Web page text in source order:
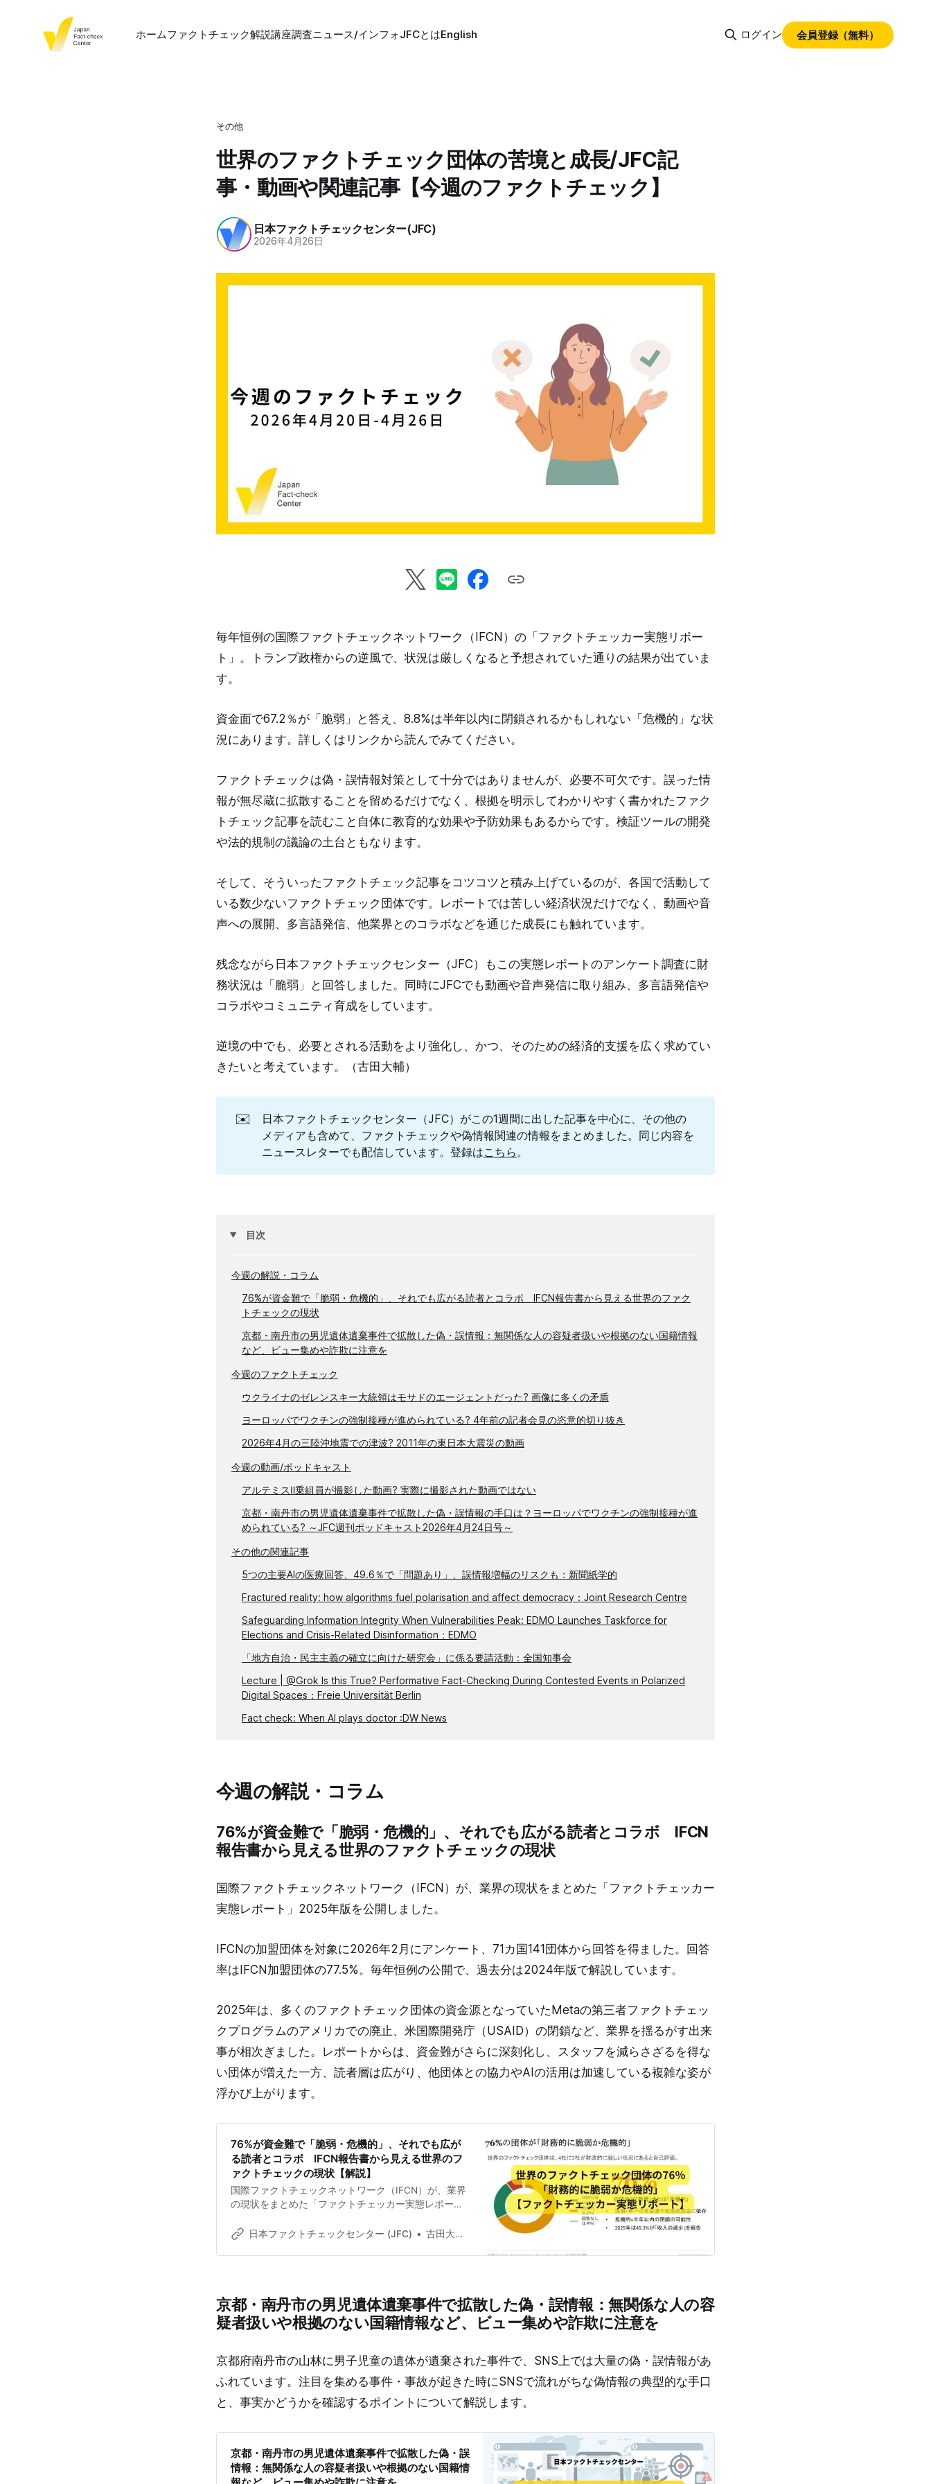
ホームファクトチェック解説講座調査ニュース/インフォJFCとはEnglish ログイン 会員登録（無料）
その他
世界のファクトチェック団体の苦境と成長/JFC記
事・動画や関連記事【今週のファクトチェック】
日本ファクトチェックセンター(JFC)
2026年4月26日
毎年恒例の国際ファクトチェックネットワーク（IFCN）の「ファクトチェッカー実態リポー
ト」。トランプ政権からの逆風で、状況は厳しくなると予想されていた通りの結果が出ていま
す。
資金面で67.2％が「脆弱」と答え、8.8%は半年以内に閉鎖されるかもしれない「危機的」な状
況にあります。詳しくはリンクから読んでみてください。
ファクトチェックは偽・誤情報対策として十分ではありませんが、必要不可欠です。誤った情
報が無尽蔵に拡散することを留めるだけでなく、根拠を明示してわかりやすく書かれたファク
トチェック記事を読むこと自体に教育的な効果や予防効果もあるからです。検証ツールの開発
や法的規制の議論の土台ともなります。
そして、そういったファクトチェック記事をコツコツと積み上げているのが、各国で活動して
いる数少ないファクトチェック団体です。レポートでは苦しい経済状況だけでなく、動画や音
声への展開、多言語発信、他業界とのコラボなどを通じた成長にも触れています。
残念ながら日本ファクトチェックセンター（JFC）もこの実態レポートのアンケート調査に財
務状況は「脆弱」と回答しました。同時にJFCでも動画や音声発信に取り組み、多言語発信や
コラボやコミュニティ育成をしています。
逆境の中でも、必要とされる活動をより強化し、かつ、そのための経済的支援を広く求めてい
きたいと考えています。（古田大輔）
✉️
日本ファクトチェックセンター（JFC）がこの1週間に出した記事を中心に、その他の
メディアも含めて、ファクトチェックや偽情報関連の情報をまとめました。同じ内容を
ニュースレターでも配信しています。登録はこちら。
目次
今週の解説​​・コラム
76%が資金難で「脆弱・危機的」、それでも広がる読者とコラボ IFCN報告書から見える世界のファク
トチェックの現状
京都・南丹市の男児遺体遺棄事件で拡散した偽・誤情報：無関係な人の容疑者扱いや根拠のない国籍情報
など、ビュー集めや詐欺に注意を
今週のファクトチェック
ウクライナのゼレンスキー大統領はモサドのエージェントだった? 画像に多くの矛盾
ヨーロッパでワクチンの強制接種が進められている? 4年前の記者会見の恣意的切り抜き
2026年4月の三陸沖地震での津波? 2011年の東日本大震災の動画
今週の動画/ポッドキャスト
アルテミスⅡ乗組員が撮影した動画? 実際に撮影された動画ではない
京都・南丹市の男児遺体遺棄事件で拡散した偽・誤情報の手口は？ヨーロッパでワクチンの強制接種が進
められている? ～JFC週刊ポッドキャスト2026年4月24日号～
その他の関連記事
5つの主要AIの医療回答、49.6％で「問題あり」、誤情報増幅のリスクも：新聞紙学的
Fractured reality: how algorithms fuel polarisation and affect democracy：Joint Research Centre
Safeguarding Information Integrity When Vulnerabilities Peak: EDMO Launches Taskforce for
Elections and Crisis-Related Disinformation：EDMO
「地方自治・民主主義の確立に向けた研究会」に係る要請活動：全国知事会
Lecture | @Grok Is this True? Performative Fact-Checking During Contested Events in Polarized
Digital Spaces：Freie Universität Berlin
Fact check: When AI plays doctor :DW News
今週の解説​​・コラム
76%が資金難で「脆弱・危機的」、それでも広がる読者とコラボ IFCN
報告書から見える世界のファクトチェックの現状
国際ファクトチェックネットワーク（IFCN）が、業界の現状をまとめた「ファクトチェッカー
実態レポート」2025年版を公開しました。
IFCNの加盟団体を対象に2026年2月にアンケート、71カ国141団体から回答を得ました。回答
率はIFCN加盟団体の77.5%。毎年恒例の公開で、過去分は2024年版で解説しています。
2025年は、多くのファクトチェック団体の資金源となっていたMetaの第三者ファクトチェッ
クプログラムのアメリカでの廃止、米国際開発庁（USAID）の閉鎖など、業界を揺るがす出来
事が相次ぎました。レポートからは、資金難がさらに深刻化し、スタッフを減らさざるを得な
い団体が増えた一方、読者層は広がり、他団体との協力やAIの活用は加速している複雑な姿が
浮かび上がります。
76%が資金難で「脆弱・危機的」、それでも広が
る読者とコラボ IFCN報告書から見える世界のフ
ァクトチェックの現状【解説】
国際ファクトチェックネットワーク（IFCN）が、業界
の現状をまとめた「ファクトチェッカー実態レポー
象に2026年2月にアンケート、71カ国141団体から回答
例の公開で、過去分は2024年版で解説しています。
アメリカでの廃止、米国際開発庁（USAID）の閉鎖な
ど、業界を揺るがす出来事が相次ぎました。レポート
からは、資金難がさらに深刻化し、スタッフを減らさ
団体との協力やAIの活用は加速している複雑な姿が浮
かび上がります。 76％の団体が「財務的に脆弱か危機
的」 最も深刻なのは、各団体の財務状況です。「持続
可能」と答えたのは22.6%、67.2%が「脆弱」、8.8%が
「危機的」と回答しました。合わせて76%の団体が、
日本ファクトチェックセンター (JFC) 古田大輔(Daisuke Furuta)
京都・南丹市の男児遺体遺棄事件で拡散した偽・誤情報：無関係な人の容
疑者扱いや根拠のない国籍情報など、ビュー集めや詐欺に注意を
京都府南丹市の山林に男子児童の遺体が遺棄された事件で、SNS上では大量の偽・誤情報があ
ふれています。注目を集める事件・事故が起きた時にSNSで流れがちな偽情報の典型的な手口
と、事実かどうかを確認するポイントについて解説します。
京都・南丹市の男児遺体遺棄事件で拡散した偽・誤
情報：無関係な人の容疑者扱いや根拠のない国籍情